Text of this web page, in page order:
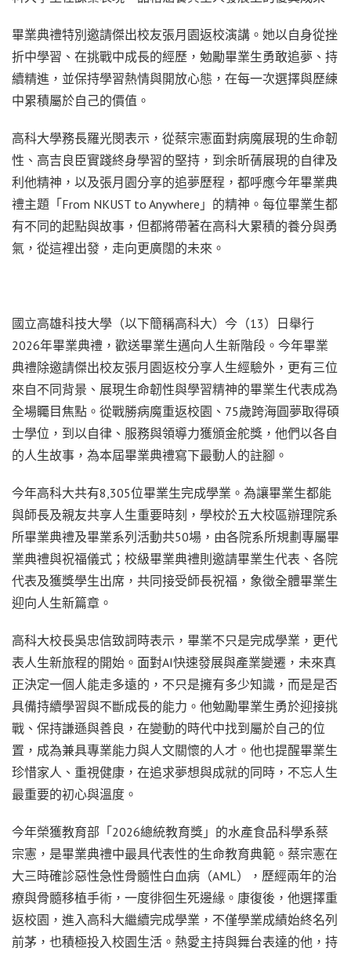
畢業典禮特別邀請傑出校友張月園返校演講。她以自身從挫
折中學習、在挑戰中成長的經歷，勉勵畢業生勇敢追夢、持
續精進，並保持學習熱情與開放心態，在每一次選擇與歷練
中累積屬於自己的價值。
高科大學務長羅光閔表示，從蔡宗憲面對病魔展現的生命韌
性、高吉良臣實踐終身學習的堅持，到余昕蒨展現的自律及
利他精神，以及張月園分享的追夢歷程，都呼應今年畢業典
禮主題「From NKUST to Anywhere」的精神。每位畢業生都
有不同的起點與故事，但都將帶著在高科大累積的養分與勇
氣，從這裡出發，走向更廣闊的未來。
國立高雄科技大學（以下簡稱高科大）今（13）日舉行
2026年畢業典禮，歡送畢業生邁向人生新階段。今年畢業
典禮除邀請傑出校友張月園返校分享人生經驗外，更有三位
來自不同背景、展現生命韌性與學習精神的畢業生代表成為
全場矚目焦點。從戰勝病魔重返校園、75歲跨海圓夢取得碩
士學位，到以自律、服務與領導力獲頒金舵獎，他們以各自
的人生故事，為本屆畢業典禮寫下最動人的註腳。
今年高科大共有8,305位畢業生完成學業。為讓畢業生都能
與師長及親友共享人生重要時刻，學校於五大校區辦理院系
所畢業典禮及畢業系列活動共50場，由各院系所規劃專屬畢
業典禮與祝福儀式；校級畢業典禮則邀請畢業生代表、各院
代表及獲獎學生出席，共同接受師長祝福，象徵全體畢業生
迎向人生新篇章。
高科大校長吳忠信致詞時表示，畢業不只是完成學業，更代
表人生新旅程的開始。面對AI快速發展與產業變遷，未來真
正決定一個人能走多遠的，不只是擁有多少知識，而是是否
具備持續學習與不斷成長的能力。他勉勵畢業生勇於迎接挑
戰、保持謙遜與善良，在變動的時代中找到屬於自己的位
置，成為兼具專業能力與人文關懷的人才。他也提醒畢業生
珍惜家人、重視健康，在追求夢想與成就的同時，不忘人生
最重要的初心與溫度。
今年榮獲教育部「2026總統教育獎」的水產食品科學系蔡
宗憲，是畢業典禮中最具代表性的生命教育典範。蔡宗憲在
大三時確診惡性急性骨髓性白血病（AML），歷經兩年的治
療與骨髓移植手術，一度徘徊生死邊緣。康復後，他選擇重
返校園，進入高科大繼續完成學業，不僅學業成績始終名列
前茅，也積極投入校園生活。熱愛主持與舞台表達的他，持